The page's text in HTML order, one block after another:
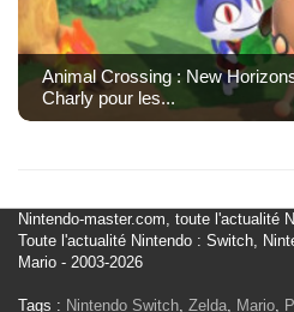
Animal Crossing : New
Charly pour les...
Nintendo-master.com, toute l'actualité
Toute l'actualité Nintendo : Switch,
Mario - 2003-2026
Tags : Nintendo Switch, Zelda, Mario,